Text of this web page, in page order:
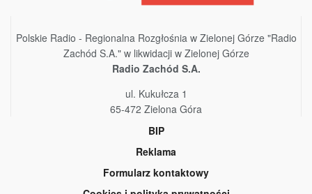
Polskie Radio - Regionalna Rozgłośnia w Zielonej Górze "Radio
Zachód S.A." w likwidacji w Zielonej Górze
Radio Zachód S.A.
ul. Kukułcza 1
65-472 Zielona Góra
BIP
Reklama
Formularz kontaktowy